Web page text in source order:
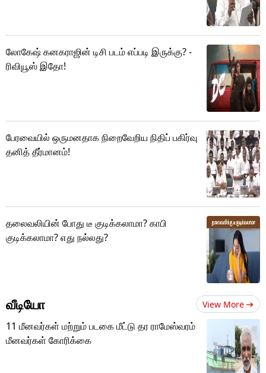
லோகேஷ் கனகராஜின் டிசி படம் எப்படி இருக்கு? -
ரிவியூஸ் இதோ!
பேரவையில் ஒருமனதாக நிறைவேறிய நிதிப் பகிர்வு
தனித் தீர்மானம்!
தலைவலியின் போது டீ குடிக்கலாமா? காபி
குடிக்கலாமா? எது நல்லது?
வீடியோ View More
11 மீனவர்கள் மற்றும் படகை மீட்டு தர ராமேஸ்வரம்
மீனவர்கள் கோரிக்கை